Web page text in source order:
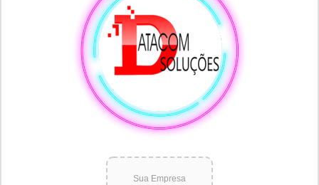
Sua Empresa